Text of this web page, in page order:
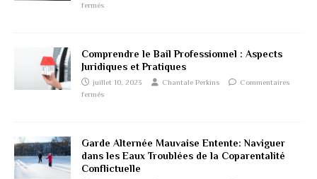
fermés
Comprendre le Bail Professionnel : Aspects
Juridiques et Pratiques
juillet 10, 2023 Chantale Perkins
Commentaires
fermés
Garde Alternée Mauvaise Entente: Naviguer
dans les Eaux Troublées de la Coparentalité
Conflictuelle